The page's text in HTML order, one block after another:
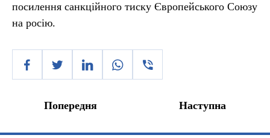
посилення санкційного тиску Європейського Союзу
на росію.
Попередня Наступна